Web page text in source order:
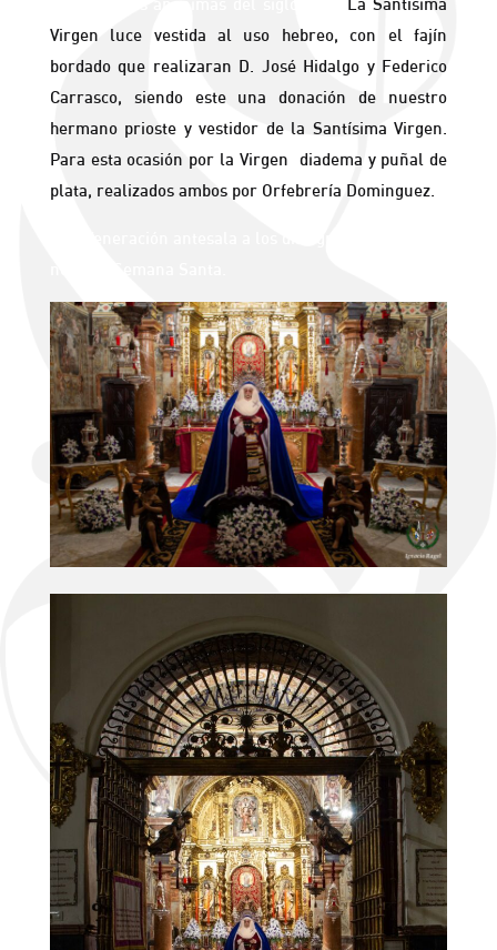
Virgen luce vestida al uso hebreo, con el fajín
bordado que realizaran D. José Hidalgo y Federico
Carrasco, siendo este una donación de nuestro
hermano prioste y vestidor de la Santísima Virgen.
Para esta ocasión por la Virgen diadema y puñal de
plata, realizados ambos por Orfebrería Dominguez.